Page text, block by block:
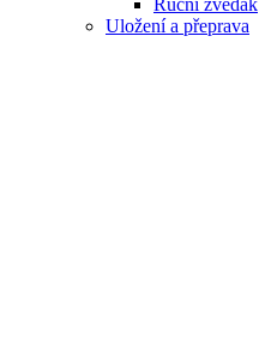
Uložení a přeprava